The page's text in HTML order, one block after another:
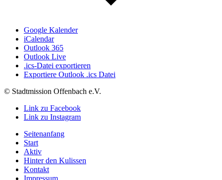
Google Kalender
iCalendar
Outlook 365
Outlook Live
.ics-Datei exportieren
Exportiere Outlook .ics Datei
© Stadtmission Offenbach e.V.
Link zu Facebook
Link zu Instagram
Seitenanfang
Start
Aktiv
Hinter den Kulissen
Kontakt